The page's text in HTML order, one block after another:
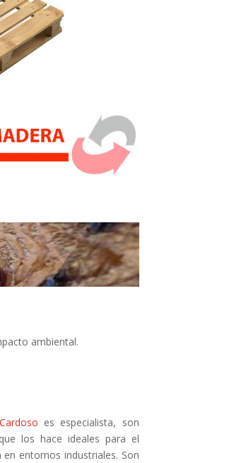
ambiental.
es especialista, son
los hace ideales para el
entornos industriales. Son